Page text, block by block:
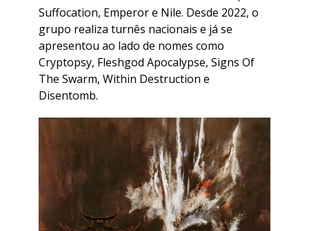
Suffocation, Emperor e Nile. Desde 2022, o
grupo realiza turnês nacionais e já se
apresentou ao lado de nomes como
Cryptopsy, Fleshgod Apocalypse, Signs Of
The Swarm, Within Destruction e
Disentomb.